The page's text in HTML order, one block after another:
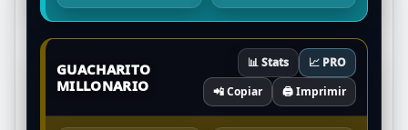
GUACHARITO
MILLONARIO
📊 Stats
📈 PRO
📲 Copiar
🖨️ Imprimir